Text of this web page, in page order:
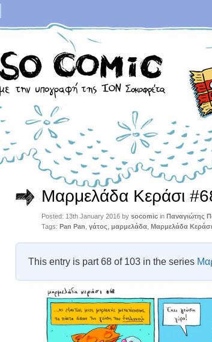
Μαρμελάδα Κεράσι
Posted: 13th January 2016 by socomic in Παναγιώτης
Tags: Pan Pan γάτος μαρμελάδα Μαρμελάδα Κεράσι
This entry is part 68 of 103 in the series